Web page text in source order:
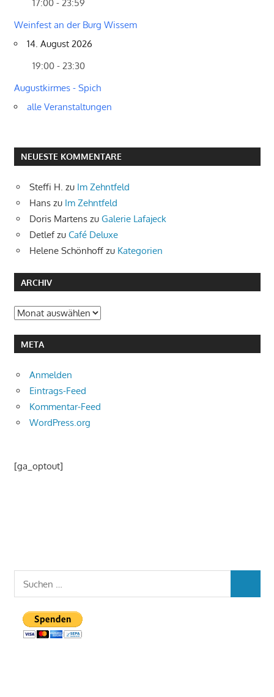
17:00 - 23:59
Weinfest an der Burg Wissem
14. August 2026
19:00 - 23:30
Augustkirmes - Spich
alle Veranstaltungen
NEUESTE KOMMENTARE
Steffi H. zu Im Zehntfeld
Hans zu Im Zehntfeld
Doris Martens zu Galerie Lafajeck
Detlefzu Café Deluxe
Helene Schönhoff zu Kategorien
ARCHIV
Archiv
META
Anmelden
Eintrags-Feed
Kommentar-Feed
WordPress.org
[ga_optout]